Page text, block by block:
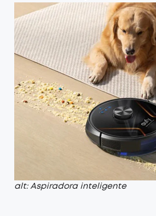
alt: Aspiradora inteligente